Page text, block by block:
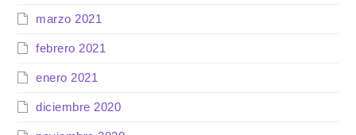
marzo 2021
febrero 2021
enero 2021
diciembre 2020